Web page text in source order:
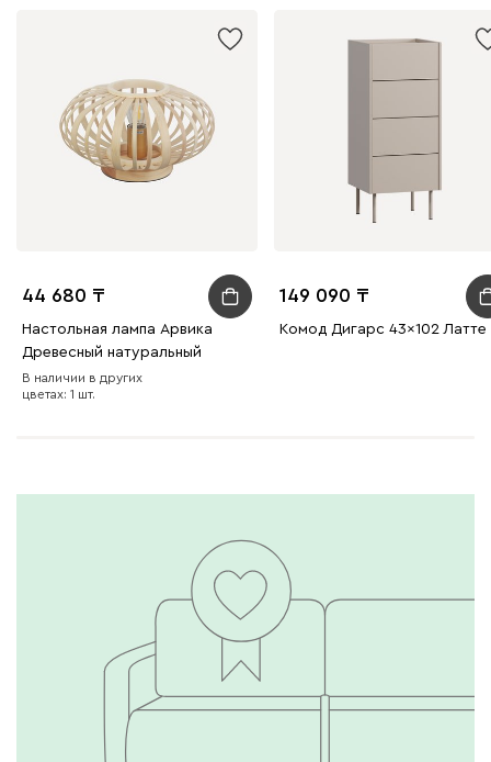
44 680
Настольная лампа Арвика
Древесный натуральный
В наличии в других
цветах: 1 шт.
149 090
Комод Дигарс 43x102 Латте